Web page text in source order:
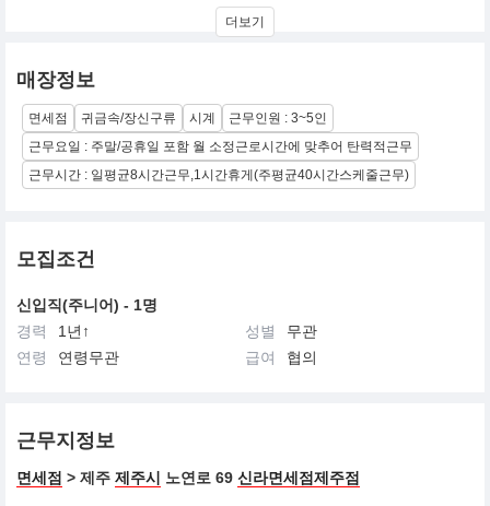
올림픽 공식 타임키퍼 등 많은 수식어를 지녔으며, 가장 진보된 기술
력과 고유의 미학을 겸비한 브랜드 입니다.
더보기
매장정보
면세점 귀금속/장신구류 시계
근무인원 : 3~5인
근무요일 : 주말/공휴일 포함 월 소정근로시간에 맞추어 탄력적근무
근무시간 : 일평균8시간근무,1시간휴게(주평균40시간스케줄근무)
모집조건
신입직(주니어) - 1명
경력
1년↑ 성별
무관
연령
연령무관 급여 협의
근무지정보
면세점 > 제주 제주시 노연로 69 신라면세점제주점